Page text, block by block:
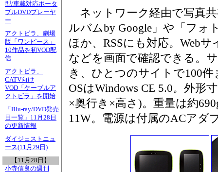
型/車載対応ポータ
ブルDVDプレーヤ
ー
アクトビラ、劇場
版「ワンピース」
10作品を初VOD配
信
アクトビラ、
CATV向け
VOD「ケーブルア
クトビラ」を開始
「Blu-ray/DVD発売
日一覧」11月28日
の更新情報
ダイジェストニュ
ース(11月29日)
【11月28日】
小寺信良の週刊
ネットワーク経由で写真共
ルバムby Google」や「フォ
ほか、RSSにも対応。Web
などを画面で確認できる。
き、ひとつのサイトで100
OSはWindows CE 5.0。外形
×奥行き×高さ)。重量は約
11W。電源は付属のACアダ